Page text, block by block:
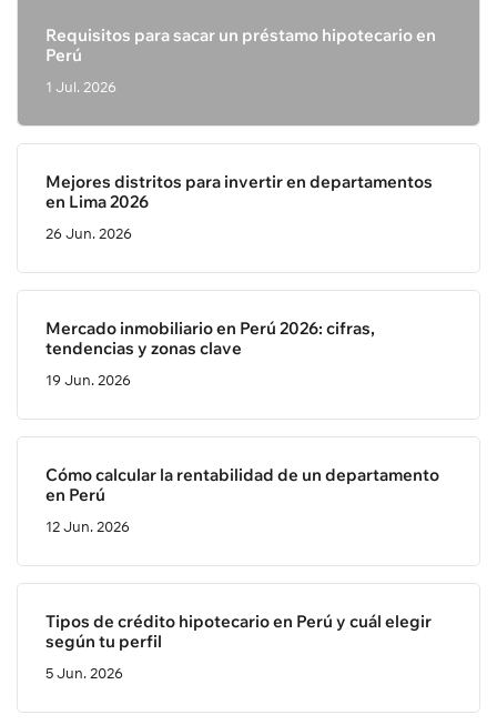
Requisitos para sacar un préstamo hipotecario en
Perú
1 Jul. 2026
Mejores distritos para invertir en departamentos
en Lima 2026
26 Jun. 2026
Mercado inmobiliario en Perú 2026: cifras,
tendencias y zonas clave
19 Jun. 2026
Cómo calcular la rentabilidad de un departamento
en Perú
12 Jun. 2026
Tipos de crédito hipotecario en Perú y cuál elegir
según tu perfil
5 Jun. 2026